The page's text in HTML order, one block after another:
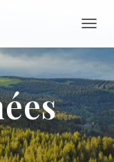
É
P
I
R
L
A
N